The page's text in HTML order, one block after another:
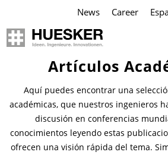
News Career
Geosintéticos
Aplicaciones
Productos
Agricultura
Aplicaciones
Productos
Industria
Aplicaciones
Productos
Empresa
Nuestra Misión
Filosofía
Artículos
Aquí puedes encontrar una
académicas, que nuestros ingenieros
discusión en conferencias
conocimientos leyendo estas
ofrecen una visión rápida del tema.